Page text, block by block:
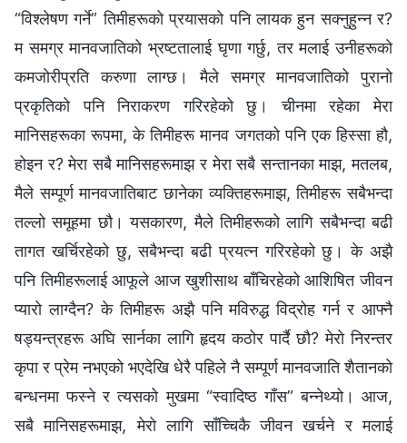
“विश्‍लेषण गर्ने” तिमीहरूको प्रयासको पनि लायक हुन सक्‍नुहुन्‍न र?
म समग्र मानवजातिको भ्रष्टतालाई घृणा गर्छु, तर मलाई उनीहरूको
कमजोरीप्रति करुणा लाग्छ। मैले समग्र मानवजातिको पुरानो
प्रकृतिको पनि निराकरण गरिरहेको छु। चीनमा रहेका मेरा
मानिसहरूका रूपमा, के तिमीहरू मानव जगतको पनि एक हिस्सा हौ,
होइन र? मेरा सबै मानिसहरूमाझ र मेरा सबै सन्तानका माझ, मतलब,
मैले सम्पूर्ण मानवजातिबाट छानेका व्यक्तिहरूमाझ, तिमीहरू सबैभन्दा
तल्लो समूहमा छौ। यसकारण, मैले तिमीहरूको लागि सबैभन्दा बढी
तागत खर्चिरहेको छु, सबैभन्दा बढी प्रयत्‍न गरिरहेको छु। के अझै
पनि तिमीहरूलाई आफूले आज खुशीसाथ बाँचिरहेको आशिषित जीवन
प्यारो लाग्दैन? के तिमीहरू अझै पनि मविरुद्ध विद्रोह गर्न र आफ्नै
षड्यन्त्रहरू अघि सार्नका लागि हृदय कठोर पार्दै छौ? मेरो निरन्तर
कृपा र प्रेम नभएको भएदेखि धेरै पहिले नै सम्पूर्ण मानवजाति शैतानको
बन्धनमा फस्‍ने र त्यसको मुखमा “स्वादिष्ठ गाँस” बन्‍नेथ्यो। आज,
सबै मानिसहरूमाझ, मेरो लागि साँच्‍चिकै जीवन खर्चने र मलाई